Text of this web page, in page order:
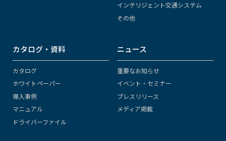
インテリジェント交通システム
その他
カタログ・資料
カタログ
ホワイトペーパー
導入事例
マニュアル
ドライバーファイル
ニュース
重要なお知らせ
イベント・セミナー
プレスリリース
メディア掲載